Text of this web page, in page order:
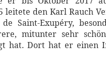
leitete den Karl Rauch
Saint-Exupéry,
mitunter sehr
hat. Dort hat er einen